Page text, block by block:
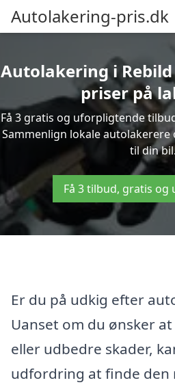
Autolakering-pris.dk
Autolakering i Rebild
priser på
Få 3 gratis og uforpligtende
Sammenlign lokale
til din
Få 3 tilbud, gratis
Er du på udkig efter
Uanset om du ønsker
eller udbedre skader,
udfordring at finde den